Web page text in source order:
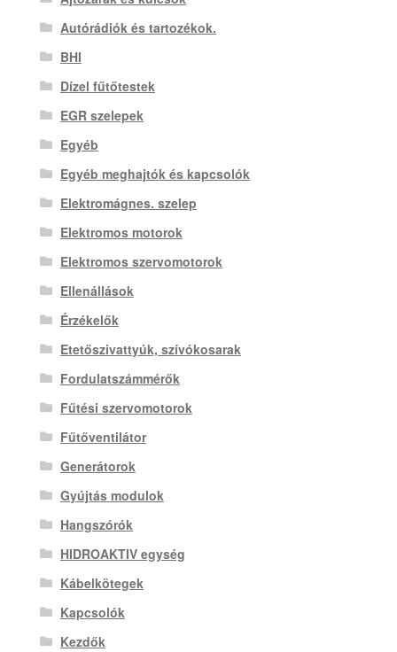
Autórádiók és tartozékok.
BHI
Dízel fűtőtestek
EGR szelepek
Egyéb
Egyéb meghajtók és kapcsolók
Elektromágnes. szelep
Elektromos motorok
Elektromos szervomotorok
Ellenállások
Érzékelők
Etetőszivattyúk, szívókosarak
Fordulatszámmérők
Fűtési szervomotorok
Fűtőventilátor
Generátorok
Gyújtás modulok
Hangszórók
HIDROAKTIV egység
Kábelkötegek
Kapcsolók
Kezdők